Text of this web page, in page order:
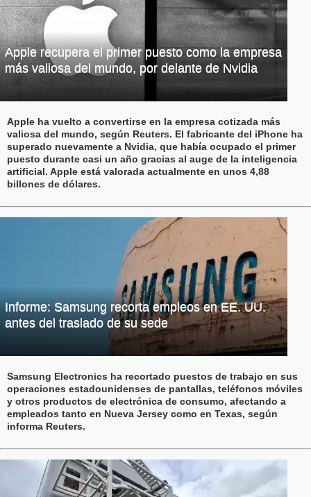
Apple recupera el primer puesto como la empresa
más valiosa del mundo, por delante de Nvidia
Apple ha vuelto a convertirse en la empresa cotizada más
valiosa del mundo, según Reuters. El fabricante del iPhone ha
superado nuevamente a Nvidia, que había ocupado el primer
puesto durante casi un año gracias al auge de la inteligencia
artificial. Apple está valorada actualmente en unos 4,88
billones de dólares.
Informe: Samsung recorta empleos en EE. UU.
antes del traslado de su sede
Samsung Electronics ha recortado puestos de trabajo en sus
operaciones estadounidenses de pantallas, teléfonos móviles
y otros productos de electrónica de consumo, afectando a
empleados tanto en Nueva Jersey como en Texas, según
informa Reuters.